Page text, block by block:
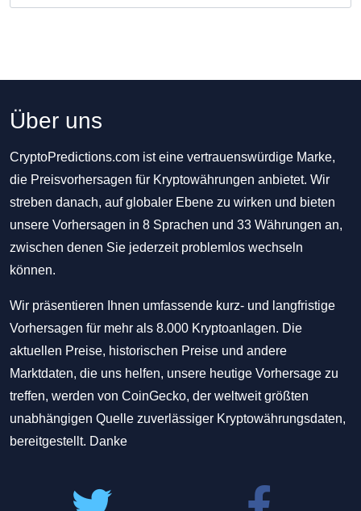
Über uns
CryptoPredictions.com ist eine vertrauenswürdige Marke,
die Preisvorhersagen für Kryptowährungen anbietet. Wir
streben danach, auf globaler Ebene zu wirken und bieten
unsere Vorhersagen in 8 Sprachen und 33 Währungen an,
zwischen denen Sie jederzeit problemlos wechseln
können.
Wir präsentieren Ihnen umfassende kurz- und langfristige
Vorhersagen für mehr als 8.000 Kryptoanlagen. Die
aktuellen Preise, historischen Preise und andere
Marktdaten, die uns helfen, unsere heutige Vorhersage zu
treffen, werden von CoinGecko, der weltweit größten
unabhängigen Quelle zuverlässiger Kryptowährungsdaten,
bereitgestellt. Danke